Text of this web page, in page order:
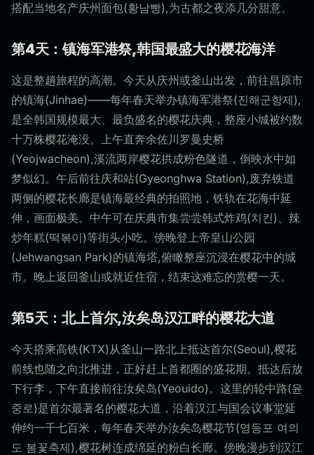
搭配当地名产庆州面包(황남빵),为古都之夜添几分甜意。
第4天：镇海军港祭,韩国最盛大的樱花海洋
这是整趟旅程的高潮。今天从庆州或釜山出发，前往昌原市
的镇海(Jinhae)——每年春天举办镇海军港祭(진해군항제),
是全韩国规模最大、最负盛名的樱花庆典，整座小城被约数
十万株樱花淹没。上午直奔余佐川罗曼史桥
(Yeojwacheon),溪流两岸樱花拱成粉色隧道，倒映水中如
梦似幻。午后前往庆和站(Gyeonghwa Station),废弃铁道
两侧的樱花长廊是镇海最经典的拍照地，铁轨在花海中延
伸，画面极美。中午可在庆典市集尝尝韩式炸鸡(치킨)、辣
炒年糕(떡볶이)等街头小吃。傍晚登上帝皇山公园
(Jehwangsan Park)的镇海塔,俯瞰整座沉浸在樱花中的城
市。晚上返回釜山或就近住宿，结束这难忘的赏樱一天。
第5天：北上首尔,汝矣岛汉江畔的樱花大道
今天搭乘高铁(KTX)从釜山一路北上抵达首尔(Seoul),樱花
前线也随之向北推进，正好赶上首都圈的盛花期。抵达后放
下行李，下午直接前往汝矣岛(Yeouido)。这里的轮中路(윤
중로)是首尔最著名的樱花大道，沿着汉江与国会议事堂延
伸约一千七百米，每年春天举办汝矣岛樱花节(영등포 여의
도 봄꽃축제),樱花树连成绵延的粉白长廊。傍晚漫步到汉江